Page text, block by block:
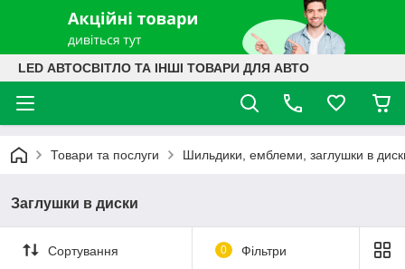
LED АВТОСВІТЛО ТА ІНШІ ТОВАРИ ДЛЯ АВТО
Товари та послуги Шильдики, емблеми, заглушки в
Заглушки в диски
Сортування 0 Фільтри